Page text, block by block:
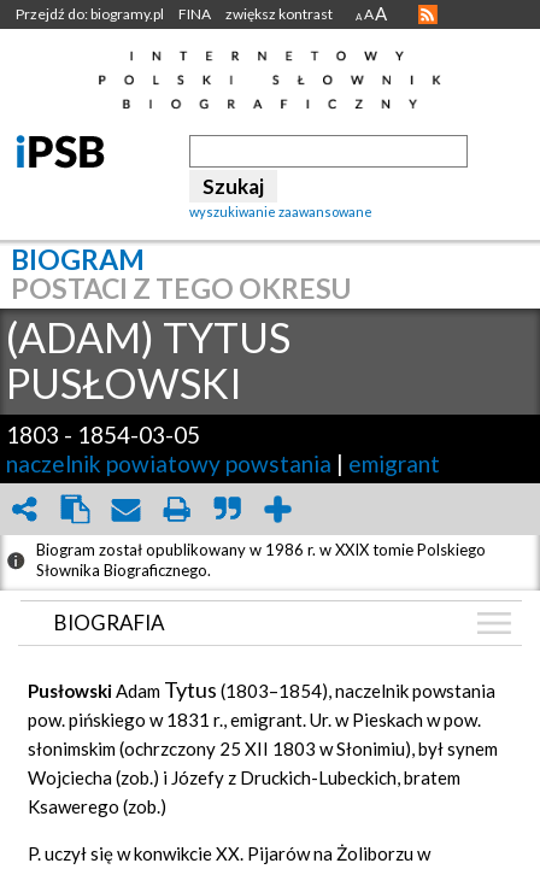
Przejdź do: biogramy.pl FINA zwiększ kontrast A AA
wyszukiwanie zaawansowane
BIOGRAM
POSTACI Z TEGO OKRESU
(ADAM) TYTUS
PUSŁOWSKI
1803 - 1854-03-05
naczelnik powiatowy powstania | emigrant
Biogram został opublikowany w 1986 r. w XXIX tomie Polskiego
Słownika Biograficznego.
BIOGRAFIA
GRAF POWIĄZAŃ
DYSKUSJA
Mapa
PusłowskiAdam Tytus (1803–1854), naczelnik powstania
pow. pińskiego w 1831 r., emigrant. Ur. w Pieskach w pow.
słonimskim (ochrzczony 25 XII 1803 w Słonimiu), był synem
Wojciecha (zob.) i Józefy z Druckich-Lubeckich, bratem
Ksawerego (zob.)
P. uczył się w konwikcie XX. Pijarów na Żoliborzu w